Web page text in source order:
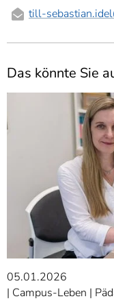
till-sebastian.idel
Das könnte Sie
05.01.2026
Campus-Leben